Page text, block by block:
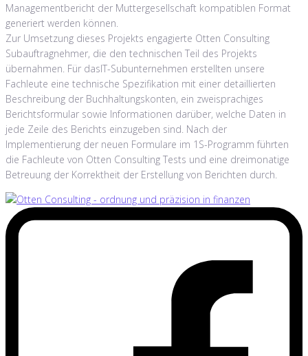
Managementbericht der Muttergesellschaft kompatiblen Format
generiert werden können.
Zur Umsetzung dieses Projekts engagierte Otten Consulting
Subauftragnehmer, die den technischen Teil des Projekts
übernahmen. Für dasIT-Subunternehmen erstellten unsere
Fachleute eine technische Spezifikation mit einer detaillierten
Beschreibung der Buchhaltungskonten, ein zweisprachiges
Berichtsformular sowie Informationen darüber, welche Daten in
jede Zeile des Berichts einzugeben sind. Nach der
Implementierung der neuen Formulare im 1S-Programm führten
die Fachleute von Otten Consulting Tests und eine dreimonatige
Betreuung der Korrektheit der Erstellung von Berichten durch.